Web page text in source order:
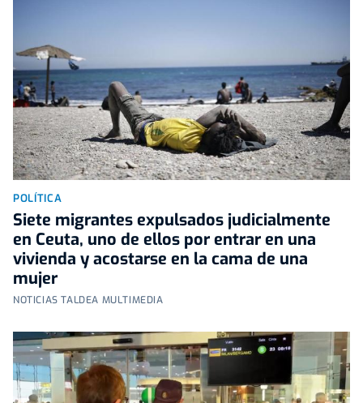
POLÍTICA
Siete migrantes expulsados judicialmente
en Ceuta, uno de ellos por entrar en una
vivienda y acostarse en la cama de una
mujer
NOTICIAS TALDEA MULTIMEDIA